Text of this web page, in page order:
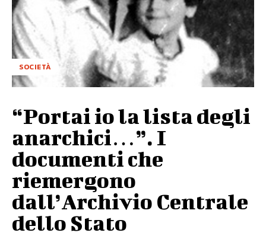
SOCIETÀ
“Portai io la lista degli
anarchici…”. I
documenti che
riemergono
dall’Archivio Centrale
dello Stato